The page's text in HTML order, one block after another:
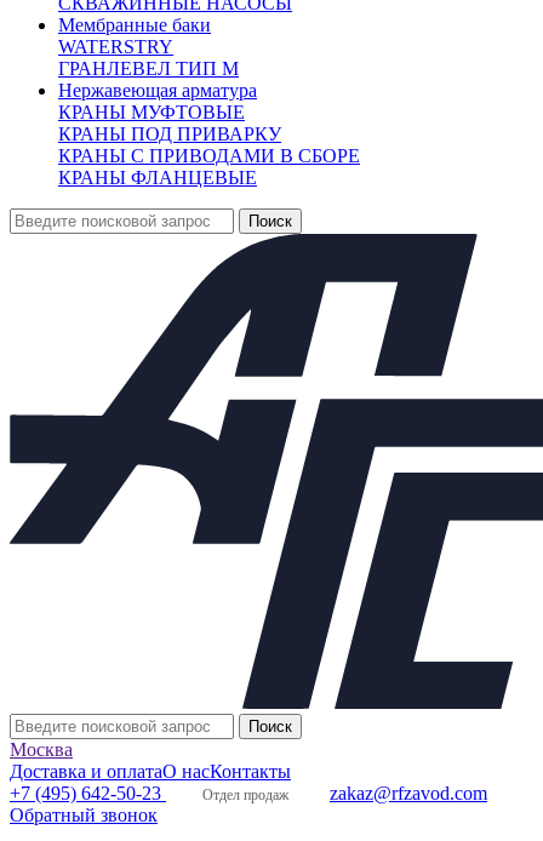
Мембранные баки
WATERSTRY
ГРАНЛЕВЕЛ ТИП М
Нержавеющая арматура
КРАНЫ МУФТОВЫЕ
КРАНЫ ПОД ПРИВАРКУ
КРАНЫ С ПРИВОДАМИ В СБОРЕ
КРАНЫ ФЛАНЦЕВЫЕ
Москва
Доставка и оплатаО насКонтакты
+7 (495) 642-50-23
Отдел продаж
zakaz@rfzavod.com
Обратный звонок
VOC 4241 ФРАНЦИЯ
ВОДОПРИБОР
Рабочее давление 10
Рабочее давление 16
Клапаны предохранительные
Теплообменники
Балансировочные клапаны
Регулирующая арматура
+
+ Мембранные баки
Нержавеющая арматура